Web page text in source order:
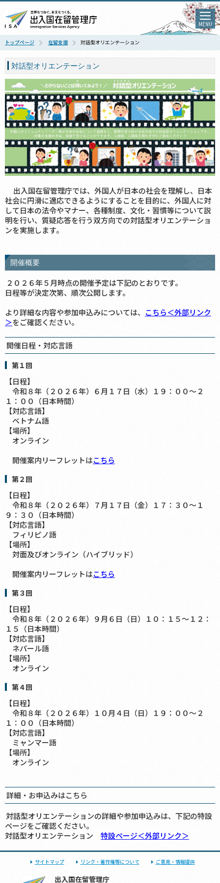
MENU
トップページ 在留支援 対話型オリエンテーション
対話型オリエンテーション
出入国在留管理庁では、外国人が日本の社会を理解し、日本
社会に円滑に適応できるようにすることを目的に、外国人に対
して日本の法令やマナー、各種制度、文化・習慣等について説
明を行い、質疑応答を行う双方向での対話型オリエンテーショ
ンを実施します。
開催概要
２０２６年５月時点の開催予定は下記のとおりです。
日程等が決定次第、順次公開します。
より詳細な内容や参加申込みについては、 こちら＜外部リンク
＞をご確認ください。
開催日程・対応言語
第１回
【日程】
令和８年（２０２６年）６月１７日（水）１９：００～２
１：００（日本時間）
【対応言語】
ベトナム語
【場所】
オンライン
開催案内リーフレットはこちら
第２回
【日程】
令和８年（２０２６年）７月１７日（金）１７：３０～１
９：３０（日本時間）
【対応言語】
フィリピノ語
【場所】
対面及びオンライン（ハイブリッド）
開催案内リーフレットはこちら
第３回
【日程】
令和８年（２０２６年）９月６日（日）１０：１５～１２：
１５（日本時間）
【対応言語】
ネパール語
【場所】
オンライン
第４回
【日程】
令和８年（２０２６年）１０月４日（日）１９：００～２
１：００（日本時間）
【対応言語】
ミャンマー語
【場所】
オンライン
詳細・お申込みはこちら
対話型オリエンテーションの詳細や参加申込みは、下記の特設
ページをご確認ください。
対話型オリエンテーション 特設ページ＜外部リンク＞
サイトマップ リンク・著作権等について ご意見・情報提供
出入国在留管理庁